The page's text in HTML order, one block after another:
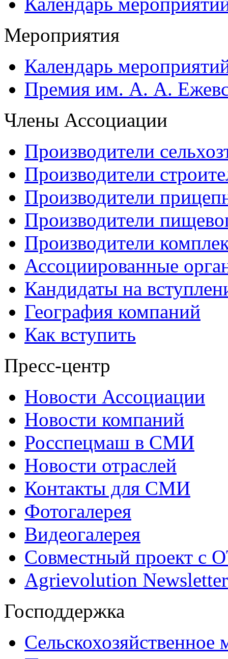
Мероприятия
Календарь
Премия им. А. А.
Члены Ассоциации
Производители
Производители
Производители
Производители
Производители
Ассоциированные
Кандидаты на
География компаний
Как вступить
Пресс-центр
Новости Ассоциации
Новости компаний
Росспецмаш в СМИ
Новости отраслей
Контакты для СМИ
Фотогалерея
Видеогалерея
Совместный проект с
Agrievolution Newsletter
Господдержка